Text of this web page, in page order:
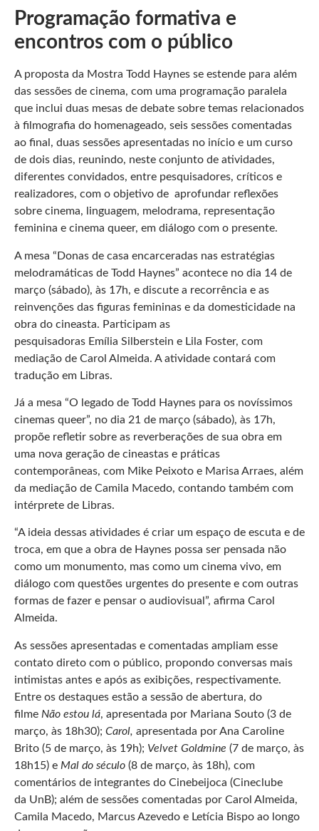
Programação formativa e
encontros com o público
A proposta da Mostra Todd Haynes se estende para além
das sessões de cinema, com uma programação paralela
que inclui duas mesas de debate sobre temas relacionados
à filmografia do homenageado, seis sessões comentadas
ao final, duas sessões apresentadas no início e um curso
de dois dias, reunindo, neste conjunto de atividades,
diferentes convidados, entre pesquisadores, críticos e
realizadores, com o objetivo de aprofundar reflexões
sobre cinema, linguagem, melodrama, representação
feminina e cinema queer, em diálogo com o presente.
A mesa “Donas de casa encarceradas nas estratégias
melodramáticas de Todd Haynes” acontece no dia 14 de
março (sábado), às 17h, e discute a recorrência e as
reinvenções das figuras femininas e da domesticidade na
obra do cineasta. Participam as
pesquisadoras Emília Silberstein e Lila Foster, com
mediação de Carol Almeida. A atividade contará com
tradução em Libras.
Já a mesa “O legado de Todd Haynes para os novíssimos
cinemas queer”, no dia 21 de março (sábado), às 17h,
propõe refletir sobre as reverberações de sua obra em
uma nova geração de cineastas e práticas
contemporâneas, com Mike Peixoto e Marisa Arraes, além
da mediação de Camila Macedo, contando também com
intérprete de Libras.
“A ideia dessas atividades é criar um espaço de escuta e de
troca, em que a obra de Haynes possa ser pensada não
como um monumento, mas como um cinema vivo, em
diálogo com questões urgentes do presente e com outras
formas de fazer e pensar o audiovisual”, afirma Carol
Almeida.
As sessões apresentadas e comentadas ampliam esse
contato direto com o público, propondo conversas mais
intimistas antes e após as exibições, respectivamente.
Entre os destaques estão a sessão de abertura, do
filme Não estou lá, apresentada por Mariana Souto (3 de
março, às 18h30); Carol, apresentada por Ana Caroline
Brito (5 de março, às 19h); Velvet Goldmine (7 de março, às
18h15) e Mal do século (8 de março, às 18h), com
comentários de integrantes do Cinebeijoca (Cineclube
da UnB); além de sessões comentadas por Carol Almeida,
Camila Macedo, Marcus Azevedo e Letícia Bispo ao longo